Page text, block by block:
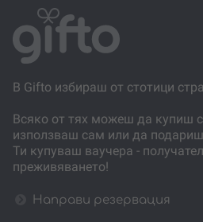
В Gifto избираш от стотици
Всяко от тях можеш да купиш
използваш сам или да
Ти купуваш ваучера -
преживяването!
Направи резервация